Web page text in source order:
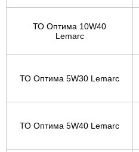
ТО Оптима 10W40
Lemarc
ТО Оптима 5W30 Lemarc
ТО Оптима 5W40 Lemarc